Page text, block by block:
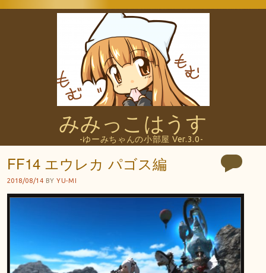
みみっこはうす
-ゆーみちゃんの小部屋 Ver.3.0-
FF14 エウレカ パゴス編
2018/08/14 BYYU-MI